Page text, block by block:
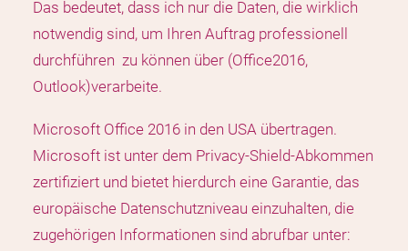
Das bedeutet, dass ich nur die Daten, die wirklich
notwendig sind, um Ihren Auftrag professionell
durchführen zu können über (Office2016,
Outlook)verarbeite.
Microsoft Office 2016 in den USA übertragen.
Microsoft ist unter dem Privacy-Shield-Abkommen
zertifiziert und bietet hierdurch eine Garantie, das
europäische Datenschutzniveau einzuhalten, die
zugehörigen Informationen sind abrufbar unter: